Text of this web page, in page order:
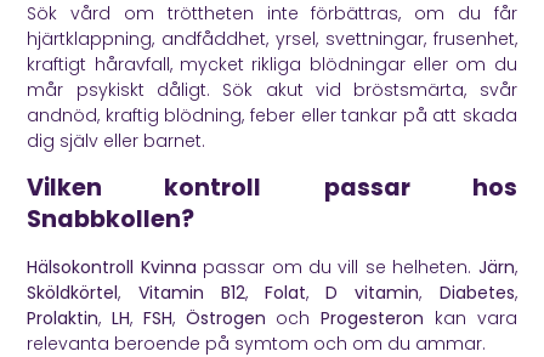
Sök vård om tröttheten inte förbättras, om du får
hjärtklappning, andfåddhet, yrsel, svettningar, frusenhet,
kraftigt håravfall, mycket rikliga blödningar eller om du
mår psykiskt dåligt. Sök akut vid bröstsmärta, svår
andnöd, kraftig blödning, feber eller tankar på att skada
dig själv eller barnet.
Vilken kontroll passar hos
Snabbkollen?
Hälsokontroll Kvinna passar om du vill se helheten. Järn,
Sköldkörtel, Vitamin B12, Folat,D vitamin, Diabetes,
Prolaktin,LH, FSH, Östrogen ochProgesteron kan vara
relevanta beroende på symtom och om du ammar.